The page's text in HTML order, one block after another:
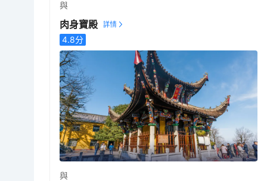
與
肉身寶殿
4.8分
與